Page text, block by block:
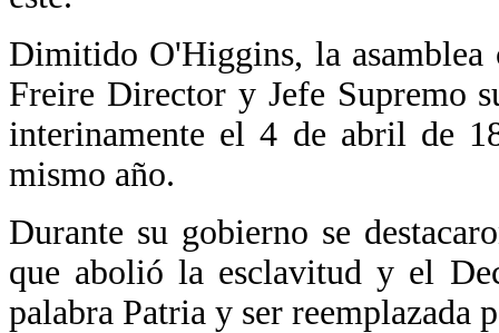
Dimitido O'Higgins, la asamblea
Freire Director y Jefe Supremo
interinamente el 4 de abril de
mismo año.
Durante su gobierno se
que abolió la esclavitud y el
palabra Patria y ser reemplazada